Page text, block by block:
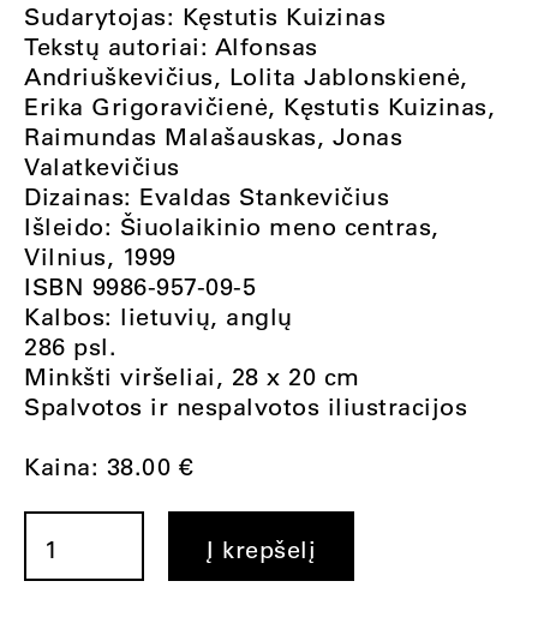
Sudarytojas: Kęstutis Kuizinas
Tekstų autoriai: Alfonsas
Andriuškevičius, Lolita Jablonskienė,
Erika Grigoravičienė, Kęstutis Kuizinas,
Raimundas Malašauskas, Jonas
Valatkevičius
Dizainas: Evaldas Stankevičius
Išleido: Šiuolaikinio meno centras,
Vilnius, 1999
ISBN 9986-957-09-5
Kalbos: lietuvių, anglų
286 psl.
Minkšti viršeliai, 28 x 20 cm
Spalvotos ir nespalvotos iliustracijos
Kaina: 38.00 €
produkto
kiekis:
Lietuvos
1989–
Į krepšelį